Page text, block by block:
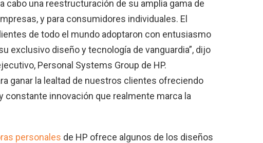
cabo una reestructuración de su amplia gama de
y para consumidores individuales. El
de todo el mundo adoptaron con entusiasmo
exclusivo diseño y tecnología de vanguardia”, dijo
Personal Systems Group de HP.
ganar la lealtad de nuestros clientes ofreciendo
constante innovación que realmente marca la
personales de HP ofrece algunos de los diseños